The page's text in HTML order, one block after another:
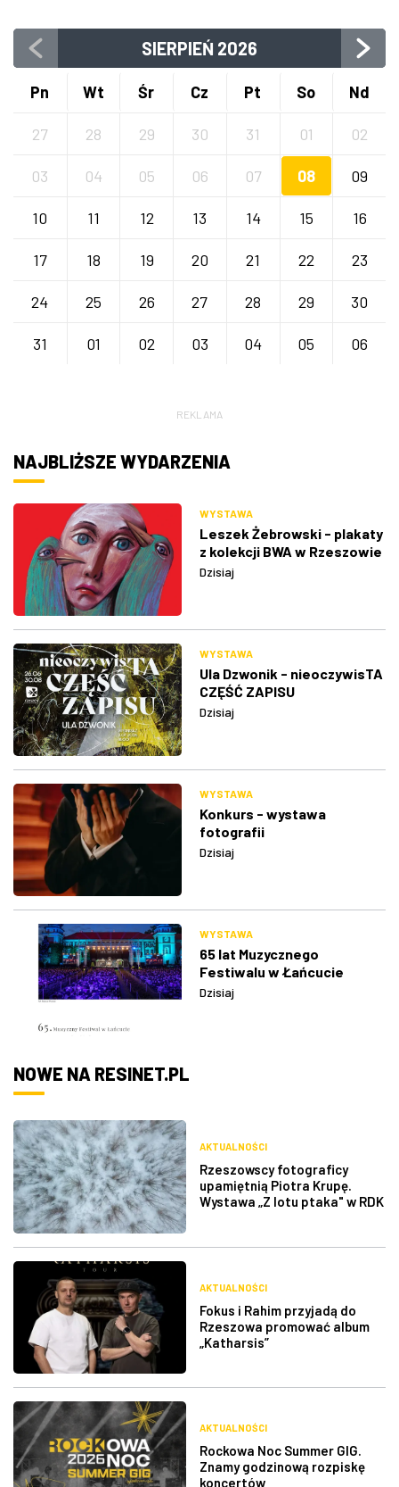
SIERPIEŃ 2026
Pn Wt Śr Cz Pt So Nd
27 28 29 30 31 01 02
03 04 05 06 07 08 09
10 11 12 13 14 15 16
17 18 19 20 21 22 23
24 25 26 27 28 29 30
31 01 02 03 04 05 06
REKLAMA
NAJBLIŻSZE WYDARZENIA
WYSTAWA
Leszek Żebrowski - plakaty
z kolekcji BWA w Rzeszowie
Dzisiaj
WYSTAWA
Ula Dzwonik - nieoczywisTA
CZĘŚĆ ZAPISU
Dzisiaj
WYSTAWA
Konkurs - wystawa
fotografii
Dzisiaj
WYSTAWA
65 lat Muzycznego
Festiwalu w Łańcucie
Dzisiaj
NOWE NA RESINET.PL
AKTUALNOŚCI
Rzeszowscy fotograficy
upamiętnią Piotra Krupę.
Wystawa „Z lotu ptaka" w RDK
AKTUALNOŚCI
Fokus i Rahim przyjadą do
Rzeszowa promować album
„Katharsis”
AKTUALNOŚCI
Rockowa Noc Summer GIG.
Znamy godzinową rozpiskę
koncertów